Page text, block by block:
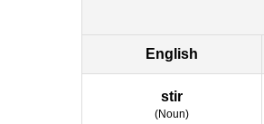
English
stir
(Noun)